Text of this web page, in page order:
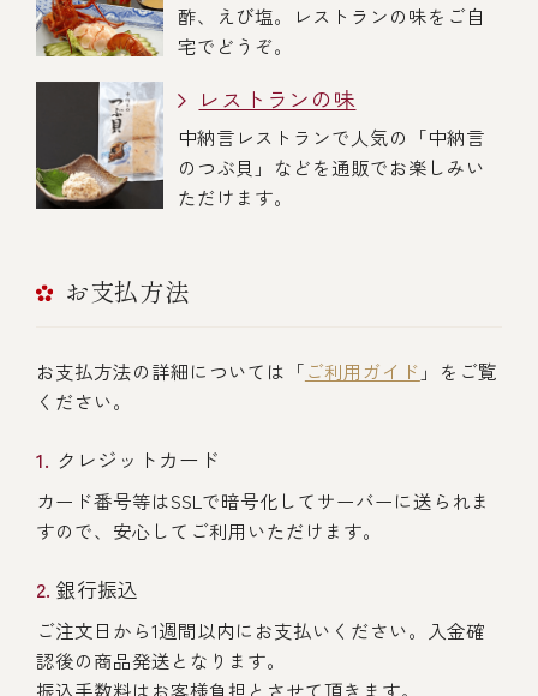
酢、えび塩。レストランの味をご自
宅でどうぞ。
レストランの味
中納言レストランで人気の「中納言
のつぶ貝」などを通販でお楽しみい
ただけます。
お支払方法
お支払方法の詳細については「ご利用ガイド 」をご覧
ください。
クレジットカード
カード番号等はSSLで暗号化してサーバーに送られま
すので、安心してご利用いただけます。
銀行振込
ご注文日から1週間以内にお支払いください。入金確
認後の商品発送となります。
振込手数料はお客様負担とさせて頂きます。